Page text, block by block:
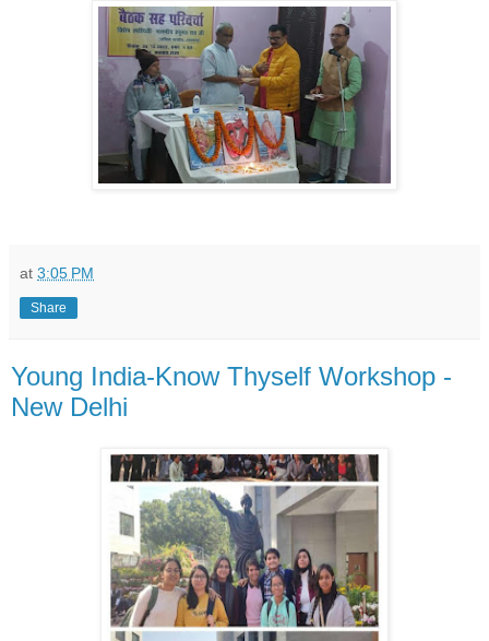
at 3:05 PM
Share
Young India-Know Thyself Workshop -
New Delhi